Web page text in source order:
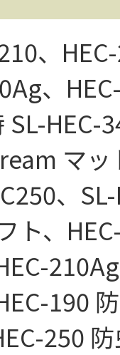
、
、
SL-HEC-
マッ
、
ト、
190
250